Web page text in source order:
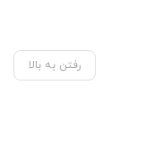
رفتن به بالا